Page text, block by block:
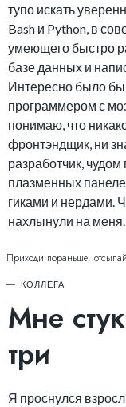
тупо искать
Bash и Python, в
умеющего быстро
базе данных и
Интересно было бы
программером с
понимаю, что
фронтэндщик, ни
разработчик,
плазменных
гиками и нердами.
нахлынули на меня.
Приходи пораньше,
КОЛЛЕГА
Мне
три
Я проснулся